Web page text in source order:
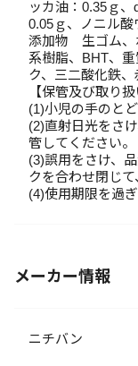
ッカ油：0.35ｇ、
0.05ｇ、ノニル酸
添加物 生ゴム、
系樹脂、BHT、
ク、三二酸化鉄
【保管及び取り
(1)小児の手のと
(2)直射日光をさ
管してください。
(3)誤用をさけ、
クを合わせ閉じて
(4)使用期限を過
メーカー情報
ニチバン